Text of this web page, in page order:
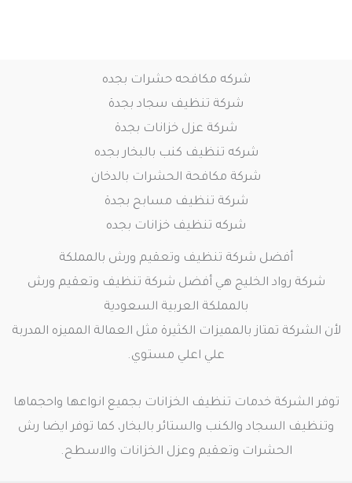
شركه مكافحه حشرات بجده
شركة تنظيف سجاد بجدة
شركة عزل خزانات بجدة
شركه تنظيف كنب بالبخار بجده
شركة مكافحة الحشرات بالدخان
شركة تنظيف مسابح بجدة
شركه تنظيف خزانات بجده
أفضل شركة تنظيف وتعقيم ورش بالمملكة
شركة رواد الخليج هي أفضل شركة تنظيف وتعقيم ورش
بالمملكة العربية السعودية
لأن الشركة تمتاز بالمميزات الكثيرة مثل العمالة المميزه المدربة
علي اعلي مستوي.
توفر الشركة خدمات تنظيف الخزانات بجميع انواعها واحجماها
وتنظيف السجاد والكنب والستائر بالبخار، كما توفر ايضا رش
الحشرات وتعقيم وعزل الخزانات والاسطح.